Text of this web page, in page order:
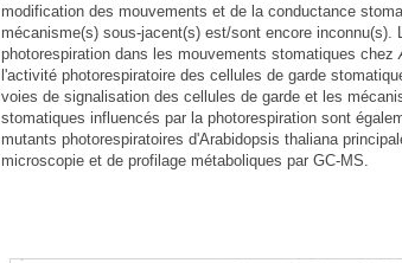
modification des mouvements et de la conductance
mécanisme(s) sous-jacent(s) est/sont encore
photorespiration dans les mouvements stomatiques chez
l'activité photorespiratoire des cellules de garde
voies de signalisation des cellules de garde et les
stomatiques influencés par la photorespiration sont
mutants photorespiratoires d'Arabidopsis thaliana
microscopie et de profilage métaboliques par GC-MS.